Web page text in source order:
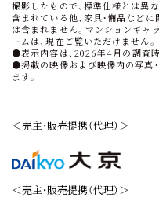
撮影したもので、標準仕様とは異
含まれている他、家具・備品など
は含まれません。マンションギャ
ームは、現在ご覧いただけません。
●表示内容は、2026年4月の調査時
●掲載の映像および映像内の写真
ます。
＜売主・販売提携（代理）＞
＜売主・販売提携（代理）＞